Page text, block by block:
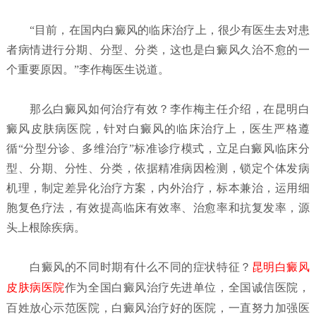
“目前，在国内白癜风的临床治疗上，很少有医生去对患
者病情进行分期、分型、分类，这也是白癜风久治不愈的一
个重要原因。”李作梅医生说道。
那么白癜风如何治疗有效？李作梅主任介绍，在昆明白
癜风皮肤病医院，针对白癜风的临床治疗上，医生严格遵
循“分型分诊、多维治疗”标准诊疗模式，立足白癜风临床分
型、分期、分性、分类，依据精准病因检测，锁定个体发病
机理，制定差异化治疗方案，内外治疗，标本兼治，运用细
胞复色疗法，有效提高临床有效率、治愈率和抗复发率，源
头上根除疾病。
白癜风的不同时期有什么不同的症状特征？ 昆明白癜风
皮肤病医院作为全国白癜风治疗先进单位，全国诚信医院，
百姓放心示范医院，白癜风治疗好的医院，一直努力加强医